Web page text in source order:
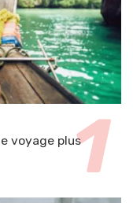
voyage plus